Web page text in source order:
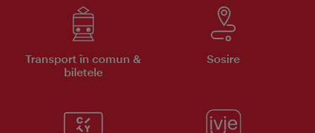
Transport în comun &
biletele
Sosire